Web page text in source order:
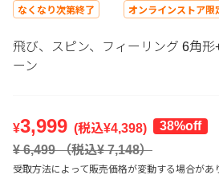
なくなり次第終了 オンラインストア限
飛び、スピン、フィーリング 6角
ーン
¥3,999 (税込¥4,398)
38%off
¥ 6,499（税込¥7,148）
受取方法によって販売価格が変動する場合があ